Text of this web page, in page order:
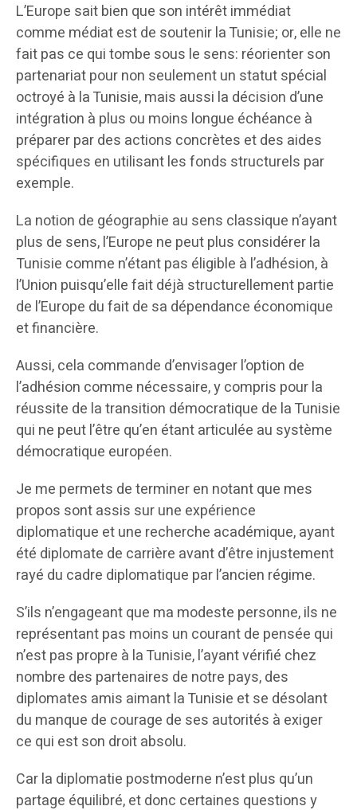
L’Europe sait bien que son intérêt immédiat
comme médiat est de soutenir la Tunisie; or, elle ne
fait pas ce qui tombe sous le sens: réorienter son
partenariat pour non seulement un statut spécial
octroyé à la Tunisie, mais aussi la décision d’une
intégration à plus ou moins longue échéance à
préparer par des actions concrètes et des aides
spécifiques en utilisant les fonds structurels par
exemple.
La notion de géographie au sens classique n’ayant
plus de sens, l’Europe ne peut plus considérer la
Tunisie comme n’étant pas éligible à l’adhésion, à
l’Union puisqu’elle fait déjà structurellement partie
de l’Europe du fait de sa dépendance économique
et financière.
Aussi, cela commande d’envisager l’option de
l’adhésion comme nécessaire, y compris pour la
réussite de la transition démocratique de la Tunisie
qui ne peut l’être qu’en étant articulée au système
démocratique européen.
Je me permets de terminer en notant que mes
propos sont assis sur une expérience
diplomatique et une recherche académique, ayant
été diplomate de carrière avant d’être injustement
rayé du cadre diplomatique par l’ancien régime.
S’ils n’engageant que ma modeste personne, ils ne
représentant pas moins un courant de pensée qui
n’est pas propre à la Tunisie, l’ayant vérifié chez
nombre des partenaires de notre pays, des
diplomates amis aimant la Tunisie et se désolant
du manque de courage de ses autorités à exiger
ce qui est son droit absolu.
Car la diplomatie postmoderne n’est plus qu’un
partage équilibré, et donc certaines questions y